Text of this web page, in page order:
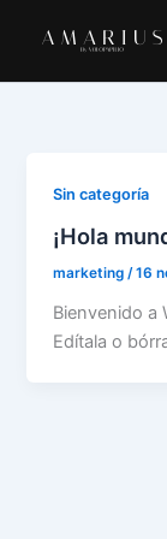
Sin categoría
¡Hola
marketing/16
Bienvenido a
Edítala o